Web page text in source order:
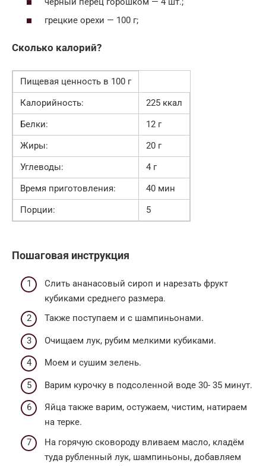
грецкие орехи — 100 г;
Сколько калорий?
Пищевая ценность в 100 г
Калорийность:
225 ккал
Белки:
12 г
Жиры:
20 г
Углеводы:
4 г
Время приготовления:
40 мин
Порции:
5
Пошаговая инструкция
Слить ананасовый сироп и нарезать фрукт
кубиками среднего размера.
Также поступаем и с шампиньонами.
Очищаем лук, рубим мелкими кубиками.
Моем и сушим зелень.
Варим курочку в подсоленной воде 30- 35 минут.
Яйца также варим, остужаем, чистим, натираем
на терке.
На горячую сковороду вливаем масло, кладём
туда рубленный лук, шампиньоны, добавляем